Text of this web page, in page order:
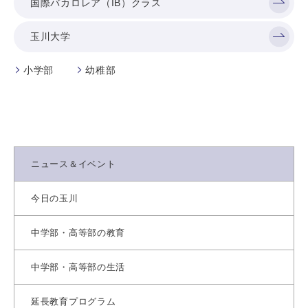
国際バカロレア（IB）クラス
玉川大学
小学部 幼稚部
ニュース＆イベント
今日の玉川
中学部・高等部の教育
中学部・高等部の生活
延長教育プログラム